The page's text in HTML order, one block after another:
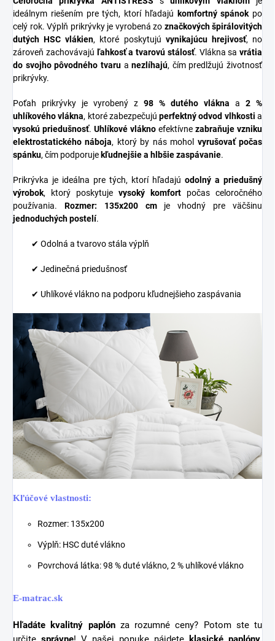
ideálnym riešením pre tých, ktorí hľadajú komfortný spánok po
celý rok. Výplň prikrývky je vyrobená zo značkových špirálovitých
dutých HSC vlákien, ktoré poskytujú vynikajúcu hrejivosť, no
zároveň zachovávajú ľahkosť a tvarovú stálosť. Vlákna sa vrátia
do svojho pôvodného tvaruanezlíhajú, čím predlžujú životnosť
prikrývky.
Poťah prikrývky je vyrobený z 98 % dutého vlákna a 2 %
uhlíkového vlákna, ktoré zabezpečujúperfektný odvod vlhkosti a
vysokú priedušnosť. Uhlíkové vlákno efektívne zabraňuje vzniku
elektrostatického náboja, ktorý by nás mohol vyrušovať počas
spánku, čím podporuje kľudnejšie a hlbšie zaspávanie.
Prikrývka je ideálna pre tých, ktorí hľadajú odolný a priedušný
výrobok, ktorý poskytuje vysoký komfort počas celoročného
používania. Rozmer: 135x200 cmje vhodný pre väčšinu
jednoduchých postelí.
✔ Odolná a tvarovo stála výplň
✔ Jedinečná priedušnosť
✔ Uhlíkové vlákno na podporu kľudnejšieho zaspávania
Kľúčové vlastnosti:
Rozmer: 135x200
Výplň: HSC duté vlákno
Povrchová látka: 98 % duté vlákno, 2 % uhlíkové vlákno
E-matrac.sk
Hľadáte kvalitný paplónza rozumné ceny? Potom ste tu